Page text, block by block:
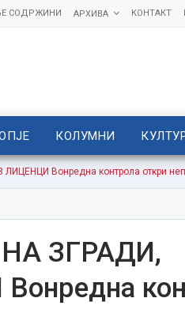
КОНТАКТ
АРХИВА
СОДРЖИНИ
КОЛУМНИ
Вонредна контрола откри
ЗГРАДИ,